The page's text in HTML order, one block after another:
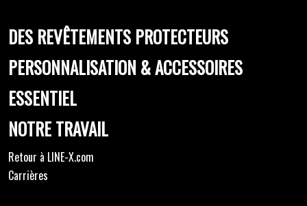
DES REVÊTEMENTS PROTECTEURS
PERSONNALISATION & ACCESSOIRES
ESSENTIEL
NOTRE TRAVAIL
Retour à LINE-X.com
Carrières